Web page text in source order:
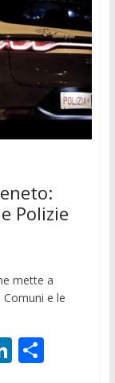
Polizie
mette a
e le
Li C